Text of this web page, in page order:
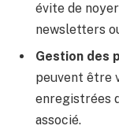
évite de
newsletters
Gestion des
peuvent être
enregistrées
associé.